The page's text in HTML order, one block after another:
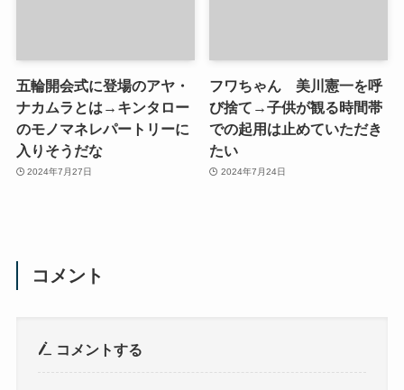
五輪開会式に登場のアヤ・
ナカムラとは→キンタロー
のモノマネレパートリーに
入りそうだな
2024年7月27日
フワちゃん 美川憲一を呼
び捨て→子供が観る時間帯
での起用は止めていただき
たい
2024年7月24日
コメント
コメントする